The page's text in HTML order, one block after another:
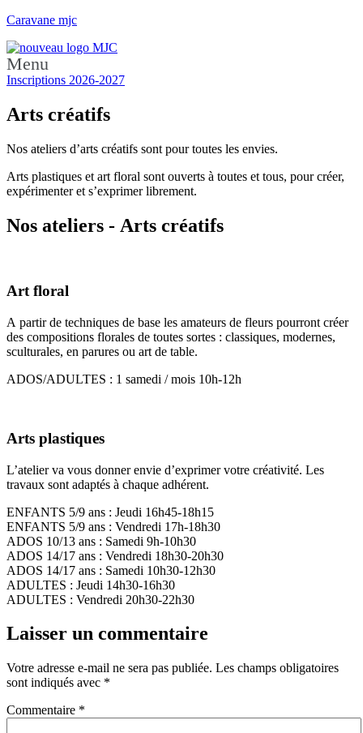
Caravane mjc
Menu
Inscriptions 2026-2027
Arts créatifs
Nos ateliers d’arts créatifs sont pour toutes les envies.
Arts plastiques et art floral sont ouverts à toutes et tous, pour créer,
expérimenter et s’exprimer librement.
Nos ateliers - Arts créatifs
Art floral
A partir de techniques de base les amateurs de fleurs pourront créer
des compositions florales de toutes sortes : classiques, modernes,
sculturales, en parures ou art de table.
ADOS/ADULTES : 1 samedi / mois 10h-12h
Arts plastiques
L’atelier va vous donner envie d’exprimer votre créativité. Les
travaux sont adaptés à chaque adhérent.
ENFANTS 5/9 ans : Jeudi 16h45-18h15
ENFANTS 5/9 ans : Vendredi 17h-18h30
ADOS 10/13 ans : Samedi 9h-10h30
ADOS 14/17 ans : Vendredi 18h30-20h30
ADOS 14/17 ans : Samedi 10h30-12h30
ADULTES : Jeudi 14h30-16h30
ADULTES : Vendredi 20h30-22h30
Laisser un commentaire
Votre adresse e-mail ne sera pas publiée. Les champs obligatoires
sont indiqués avec *
Commentaire *